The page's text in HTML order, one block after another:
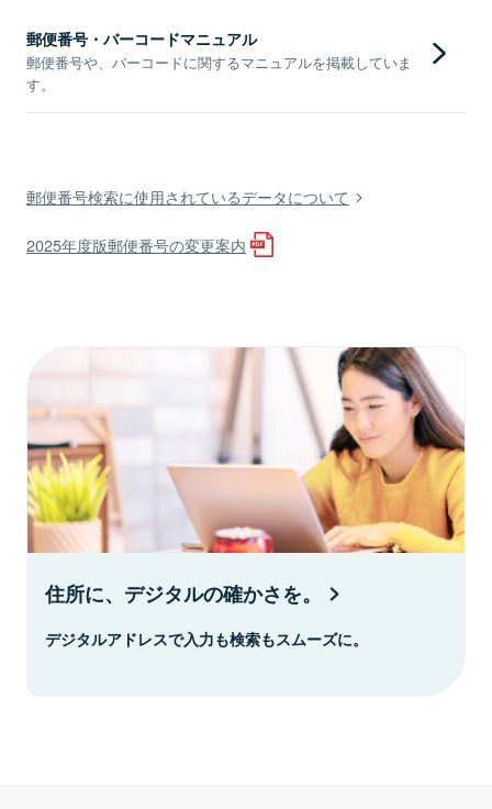
郵便番号・バーコードマニュアル
郵便番号や、バーコードに関するマニュアルを掲載していま
す。
郵便番号検索に使用されているデータについて
2025年度版郵便番号の変更案内
住所に、デジタルの確かさを。
デジタルアドレスで入力も検索もスムーズに。